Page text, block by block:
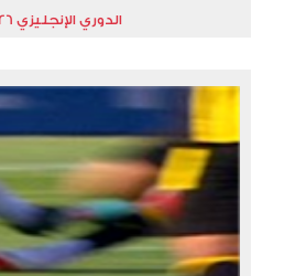
الدوري الإنجليزي 2025/2026